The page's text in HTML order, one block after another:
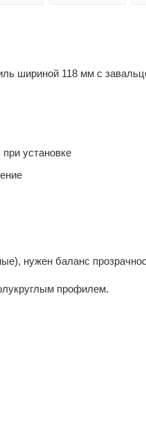
шириной 118 мм с
установке
нужен баланс
профилем.